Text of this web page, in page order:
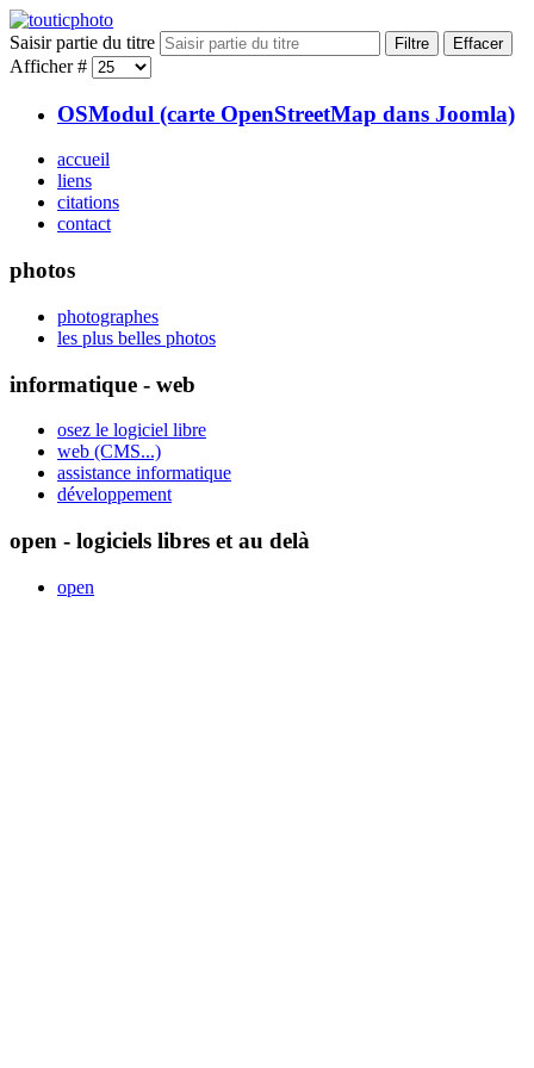
Saisir partie du titre Filtre Effacer
Afficher #
OSModul (carte OpenStreetMap dans Joomla)
accueil
liens
citations
contact
photos
photographes
les plus belles photos
informatique - web
osez le logiciel libre
web (CMS...)
assistance informatique
développement
open - logiciels libres et au delà
open